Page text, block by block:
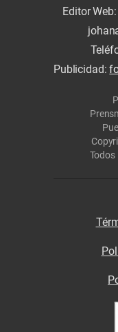
Editor
Publicidad:
Todos